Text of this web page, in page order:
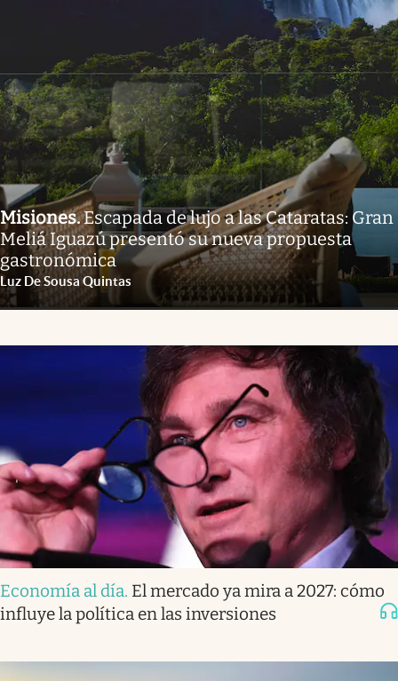
Misiones.Escapada de lujo a las Cataratas: Gran
Meliá Iguazú presentó su nueva propuesta
gastronómica
Luz De Sousa Quintas
Economía al día. El mercado ya mira a 2027: cómo
influye la política en las inversiones